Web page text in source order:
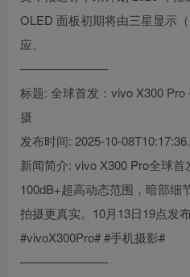
OLED 面板初期将由三星显示
应。
———————-
标题: 全球首发：vivo X300 Pro
摄
发布时间: 2025-10-
新闻简介: vivo X300 Pro全球
100dB+超高动态范围，暗部细
拍摄更真实。10月13日19点发
#vivoX300Pro# #手机摄影#
———————-